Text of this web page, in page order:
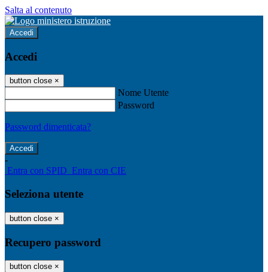
Salta al contenuto
Accedi
Accedi
button close ×
Nome Utente
Password
Password dimenticata?
-
Entra con SPID Entra con CIE
Seleziona utente
button close ×
Recupero password
button close ×